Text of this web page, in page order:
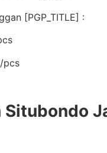
[PGP_TITLE] :
pcs